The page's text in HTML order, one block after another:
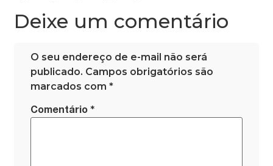
Deixe um comentário
O seu endereço de e-mail não será
publicado. Campos obrigatórios são
marcados com*
Comentário*